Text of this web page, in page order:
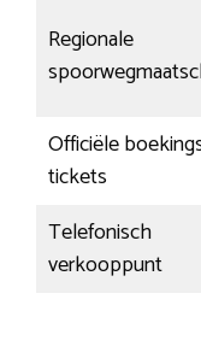
Regionale
Officiële
tickets
Telefonisch
verkooppunt